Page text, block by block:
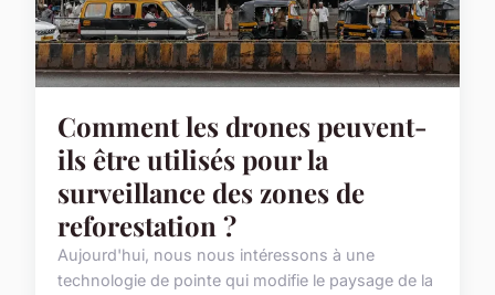
Comment les drones peuvent-
ils être utilisés pour la
surveillance des zones de
reforestation ?
Aujourd'hui, nous nous intéressons à une
technologie de pointe qui modifie le paysage de la